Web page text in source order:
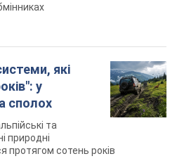
які
у
сполох
та
природні
протягом сотень років